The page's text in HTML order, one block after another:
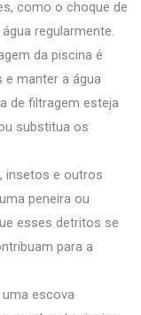
como o choque de
regularmente.
da piscina é
manter a água
de filtragem esteja
substitua os
insetos e outros
peneira ou
esses detritos se
para a
escova